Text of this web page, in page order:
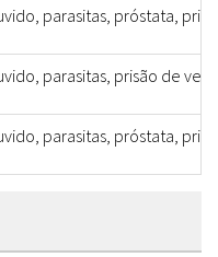
parasitas, próstata,
parasitas, prisão de
parasitas, próstata,